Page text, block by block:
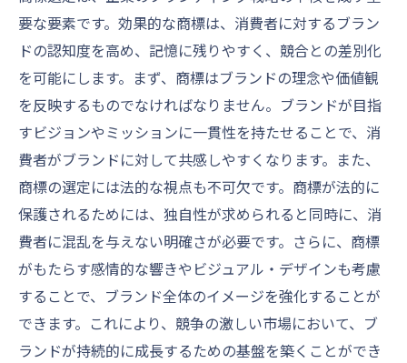
要な要素です。効果的な商標は、消費者に対するブラン
ドの認知度を高め、記憶に残りやすく、競合との差別化
を可能にします。まず、商標はブランドの理念や価値観
を反映するものでなければなりません。ブランドが目指
すビジョンやミッションに一貫性を持たせることで、消
費者がブランドに対して共感しやすくなります。また、
商標の選定には法的な視点も不可欠です。商標が法的に
保護されるためには、独自性が求められると同時に、消
費者に混乱を与えない明確さが必要です。さらに、商標
がもたらす感情的な響きやビジュアル・デザインも考慮
することで、ブランド全体のイメージを強化することが
できます。これにより、競争の激しい市場において、ブ
ランドが持続的に成長するための基盤を築くことができ